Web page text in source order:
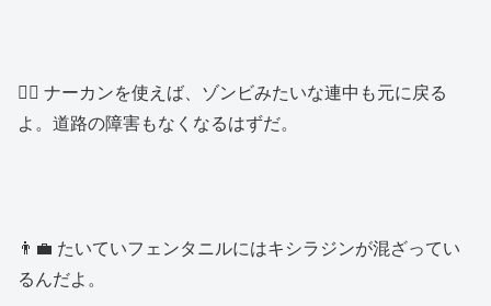
👱‍♂️ ナーカンを使えば、ゾンビみたいな連中も元に戻る
よ。道路の障害もなくなるはずだ。
👨‍💼 たいていフェンタニルにはキシラジンが混ざってい
るんだよ。